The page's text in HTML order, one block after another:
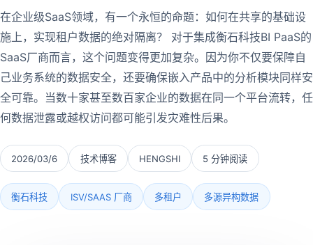
在企业级SaaS领域，有一个永恒的命题：如何在共享的基础设
施上，实现租户数据的绝对隔离？ 对于集成衡石科技BI PaaS的
SaaS厂商而言，这个问题变得更加复杂。因为你不仅要保障自
己业务系统的数据安全，还要确保嵌入产品中的分析模块同样安
全可靠。当数十家甚至数百家企业的数据在同一个平台流转，任
何数据泄露或越权访问都可能引发灾难性后果。
2026/03/6 技术博客 HENGSHI 5 分钟阅读
衡石科技 ISV/SAAS 厂商 多租户 多源异构数据